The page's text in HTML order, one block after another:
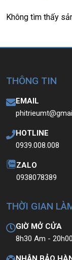
Web: https://
<<<Tất cả sản
check!>>>
Không tìm thấy
THÔNG TIN
EMAIL
HOTLINE
0939.008.008
ZALO
0938078389
THỜI GIAN
GIỜ MỞ CỬA
8h30 Am -